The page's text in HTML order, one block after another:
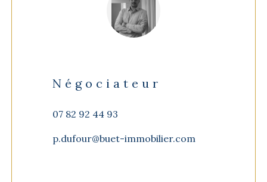
Négociateur
07 82 92 44 93
p.dufour@buet-immobilier.com